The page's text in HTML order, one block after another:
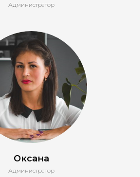
Администратор
Оксана
Администратор